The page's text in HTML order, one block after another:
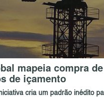
mapeia compra de
de içamento
cria um padrão inédito